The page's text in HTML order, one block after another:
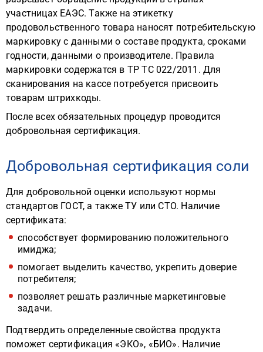
участницах ЕАЭС. Также на этикетку
продовольственного товара наносят потребительскую
маркировку с данными о составе продукта, сроками
годности, данными о производителе. Правила
маркировки содержатся в ТР ТС 022/2011. Для
сканирования на кассе потребуется присвоить
товарам штрихкоды.
После всех обязательных процедур проводится
добровольная сертификация.
Добровольная сертификация соли
Для добровольной оценки используют нормы
стандартов ГОСТ, а также ТУ или СТО. Наличие
сертификата:
способствует формированию положительного
имиджа;
помогает выделить качество, укрепить доверие
потребителя;
позволяет решать различные маркетинговые
задачи.
Подтвердить определенные свойства продукта
поможет сертификация «ЭКО», «БИО». Наличие